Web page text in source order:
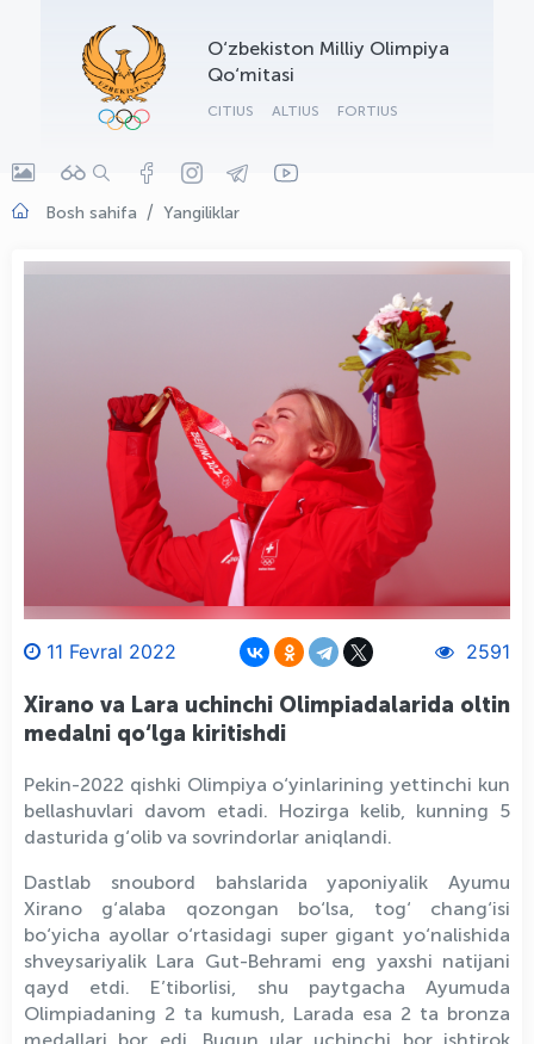
O‘zbekiston Milliy Olimpiya
Qo‘mitasi
CITIUS ALTIUS FORTIUS
Bosh sahifa Yangiliklar
11 Fevral 2022 2591
Xirano va Lara uchinchi Olimpiadalarida oltin
medalni qo‘lga kiritishdi
Pekin-2022 qishki Olimpiya o‘yinlarining yettinchi kun
bellashuvlari davom etadi. Hozirga kelib, kunning 5
dasturida g‘olib va sovrindorlar aniqlandi.
Dastlab snoubord bahslarida yaponiyalik Ayumu
Xirano g‘alaba qozongan bo‘lsa, tog‘ chang‘isi
bo‘yicha ayollar o‘rtasidagi super gigant yo‘nalishida
shveysariyalik Lara Gut-Behrami eng yaxshi natijani
qayd etdi. E’tiborlisi, shu paytgacha Ayumuda
Olimpiadaning 2 ta kumush, Larada esa 2 ta bronza
OLYMPCHIK AI - yordamchi
Onlayn · olympic.uz